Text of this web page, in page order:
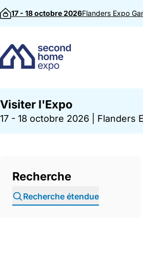
Passer au contenu
17 - 18 octobre 2026Flanders Expo
Visiter l'Expo
17 - 18 octobre 2026 Flanders
Recherche
Recherche étendue